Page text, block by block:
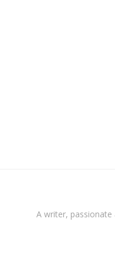
A writer, passionate